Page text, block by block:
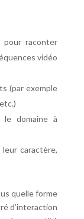
pour raconter
vidéo
(par exemple
le domaine à
caractère,
quelle forme
d’interaction